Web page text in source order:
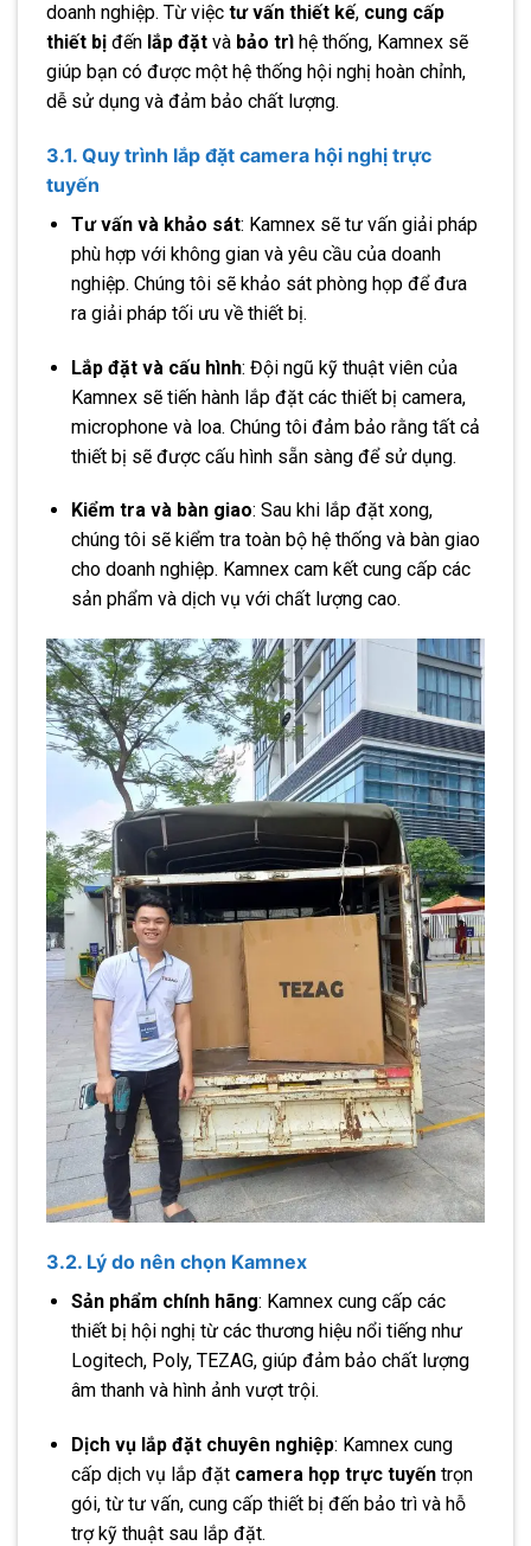
doanh nghiệp. Từ việc tư vấn thiết kế, cung cấp
thiết bị đến lắp đặt và bảo trì hệ thống, Kamnex sẽ
giúp bạn có được một hệ thống hội nghị hoàn chỉnh,
dễ sử dụng và đảm bảo chất lượng.
3.1. Quy trình lắp đặt camera hội nghị trực
tuyến
Tư vấn và khảo sát: Kamnex sẽ tư vấn giải pháp
phù hợp với không gian và yêu cầu của doanh
nghiệp. Chúng tôi sẽ khảo sát phòng họp để đưa
ra giải pháp tối ưu về thiết bị.
Lắp đặt và cấu hình: Đội ngũ kỹ thuật viên của
Kamnex sẽ tiến hành lắp đặt các thiết bị camera,
microphone và loa. Chúng tôi đảm bảo rằng tất cả
thiết bị sẽ được cấu hình sẵn sàng để sử dụng.
Kiểm tra và bàn giao: Sau khi lắp đặt xong,
chúng tôi sẽ kiểm tra toàn bộ hệ thống và bàn giao
cho doanh nghiệp. Kamnex cam kết cung cấp các
sản phẩm và dịch vụ với chất lượng cao.
3.2. Lý do nên chọn Kamnex
Sản phẩm chính hãng: Kamnex cung cấp các
thiết bị hội nghị từ các thương hiệu nổi tiếng như
Logitech, Poly, TEZAG, giúp đảm bảo chất lượng
âm thanh và hình ảnh vượt trội.
Dịch vụ lắp đặt chuyên nghiệp: Kamnex cung
cấp dịch vụ lắp đặt camera họp trực tuyếntrọn
gói, từ tư vấn, cung cấp thiết bị đến bảo trì và hỗ
trợ kỹ thuật sau lắp đặt.